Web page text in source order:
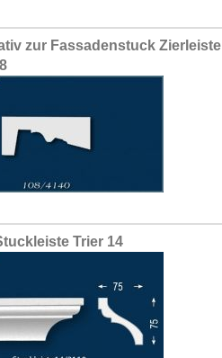
zur Fassadenstuck Zierleiste
Trier 14